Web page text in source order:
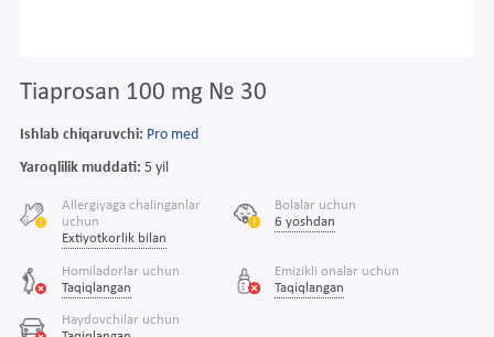
Tiaprosan 100 mg № 30
Ishlab chiqaruvchi: Pro med
Yaroqlilik muddati: 5 yil
Allergiyaga chalinganlar
uchun
Extiyotkorlik bilan
Bolalar uchun
6 yoshdan
Homiladorlar uchun
Taqiqlangan
Emizikli onalar uchun
Taqiqlangan
Haydovchilar uchun